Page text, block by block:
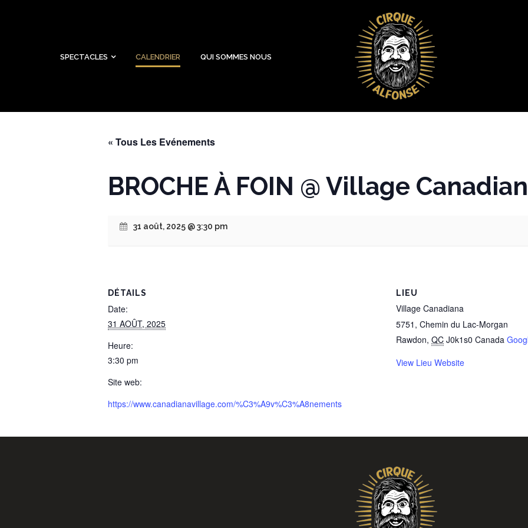
SPECTACLES CALENDRIER QUI SOMMES NOUS
« Tous Les Evénements
BROCHE À FOIN @ Village
31 août, 2025 @ 3:30 pm
DÉTAILS
Date:
31 AOÛT, 2025
Heure:
3:30 pm
Site web:
https://www.canadianavillage.com/%C3%A9v%C3%A8nements
LIEU
Village Canadiana
5751, Chemin du Lac-Morgan
Rawdon, QC J0k1s0 Canada
View Lieu Website